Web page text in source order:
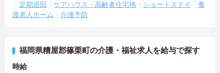
定期巡回
ケアハウス・高齢者住宅地 ショートステイ
養
護老人ホーム
介護予防
福岡県糟屋郡篠栗町の介護・福祉求人を給与で探す
時給